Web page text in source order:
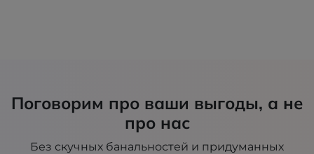
Поговорим про ваши выгоды, а не
про нас
Без скучных банальностей и придуманных